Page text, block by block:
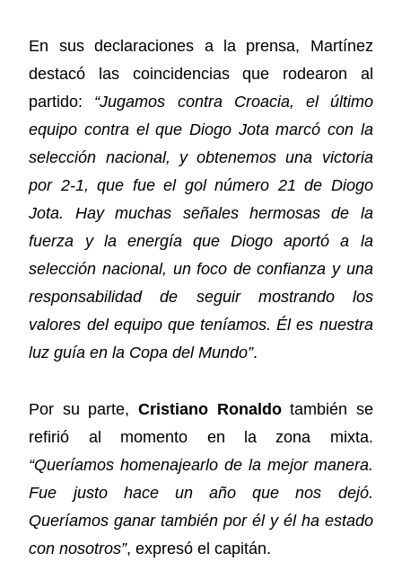
En sus declaraciones a la prensa, Martínez
destacó las coincidencias que rodearon al
partido: “Jugamos contra Croacia, el último
equipo contra el que Diogo Jota marcó con la
selección nacional, y obtenemos una victoria
por 2-1, que fue el gol número 21 de Diogo
Jota. Hay muchas señales hermosas de la
fuerza y la energía que Diogo aportó a la
selección nacional, un foco de confianza y una
responsabilidad de seguir mostrando los
valores del equipo que teníamos. Él es nuestra
luz guía en la Copa del Mundo”.
Por su parte, Cristiano Ronaldotambién se
refirió al momento en la zona mixta.
“Queríamos homenajearlo de la mejor manera.
Fue justo hace un año que nos dejó.
Queríamos ganar también por él y él ha estado
con nosotros”, expresó el capitán.